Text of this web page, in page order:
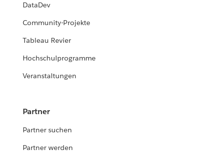
DataDev
Community-Projekte
Tableau Revier
Hochschulprogramme
Veranstaltungen
Partner
Partner suchen
Partner werden